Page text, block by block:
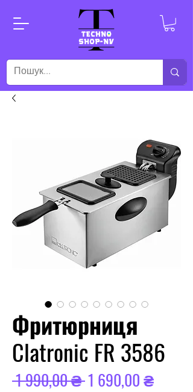
Фритюрниця
Clatronic FR 3586
1 990,00 ₴ Звичайна
1 690,00 ₴За